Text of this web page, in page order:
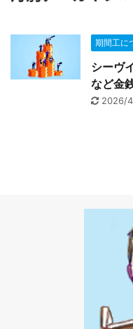
期間工に
シーヴ
など金
2026/